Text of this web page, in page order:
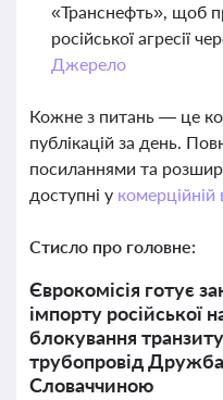
«Транснефть», щоб
російської агресії
Джерело
Кожне з питань — це
публікацій за день.
посиланнями та
доступні у
Стисло про головне:
Єврокомісія готує
імпорту російської
блокування
трубопровід
Словаччиною